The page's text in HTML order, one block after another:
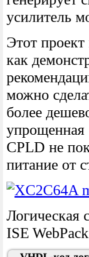
усилитель
Этот
как
можно
более
упрощенная
CPLD не
питание от
Логическая
ISE